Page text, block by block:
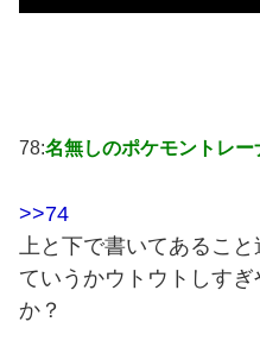
78:名無しのポケモントレー
>>74
上と下で書いてあるこ
ていうかウトウトしす
か？